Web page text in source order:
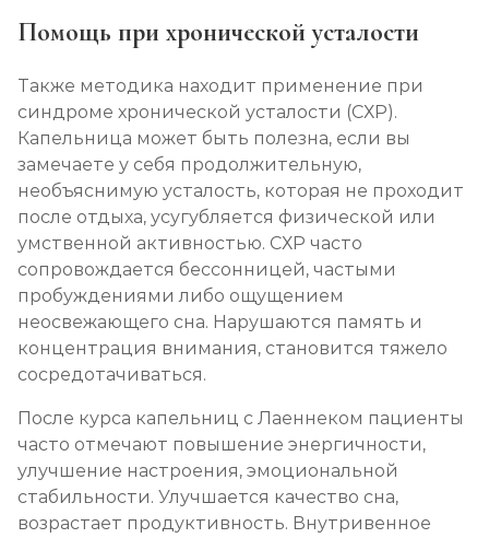
Помощь при хронической усталости
Также методика находит применение при
синдроме хронической усталости (СХР).
Капельница может быть полезна, если вы
замечаете у себя продолжительную,
необъяснимую усталость, которая не проходит
после отдыха, усугубляется физической или
умственной активностью. СХР часто
сопровождается бессонницей, частыми
пробуждениями либо ощущением
неосвежающего сна. Нарушаются память и
концентрация внимания, становится тяжело
сосредотачиваться.
После курса капельниц с Лаеннеком пациенты
часто отмечают повышение энергичности,
улучшение настроения, эмоциональной
стабильности. Улучшается качество сна,
возрастает продуктивность. Внутривенное